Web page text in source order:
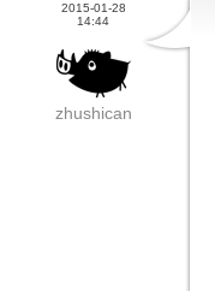
2015-01-28
14:44
zhushican